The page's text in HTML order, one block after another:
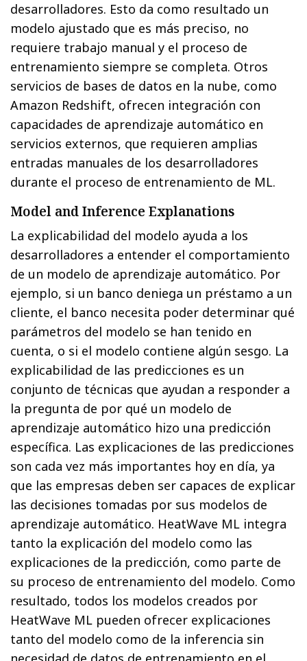
desarrolladores. Esto da como resultado un
modelo ajustado que es más preciso, no
requiere trabajo manual y el proceso de
entrenamiento siempre se completa. Otros
servicios de bases de datos en la nube, como
Amazon Redshift, ofrecen integración con
capacidades de aprendizaje automático en
servicios externos, que requieren amplias
entradas manuales de los desarrolladores
durante el proceso de entrenamiento de ML.
Model and Inference Explanations
La explicabilidad del modelo ayuda a los
desarrolladores a entender el comportamiento
de un modelo de aprendizaje automático. Por
ejemplo, si un banco deniega un préstamo a un
cliente, el banco necesita poder determinar qué
parámetros del modelo se han tenido en
cuenta, o si el modelo contiene algún sesgo. La
explicabilidad de las predicciones es un
conjunto de técnicas que ayudan a responder a
la pregunta de por qué un modelo de
aprendizaje automático hizo una predicción
específica. Las explicaciones de las predicciones
son cada vez más importantes hoy en día, ya
que las empresas deben ser capaces de explicar
las decisiones tomadas por sus modelos de
aprendizaje automático. HeatWave ML integra
tanto la explicación del modelo como las
explicaciones de la predicción, como parte de
su proceso de entrenamiento del modelo. Como
resultado, todos los modelos creados por
HeatWave ML pueden ofrecer explicaciones
tanto del modelo como de la inferencia sin